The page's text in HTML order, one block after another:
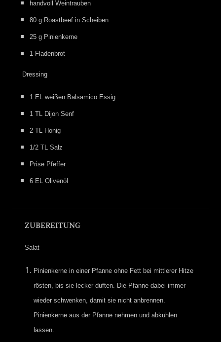
handvoll Weintrauben
80 g Roastbeef in Scheiben
25 g Pinienkerne
1 Fladenbrot
Dressing
1 EL weißen Balsamico Essig
1 TL Dijon Senf
2 TL Honig
1/2 TL Salz
Prise Pfeffer
6 EL Olivenöl
ZUBEREITUNG
Salat
Pinienkerne in einer Pfanne ohne Fett bei mittlerer Hitze
rösten, bis sie lecker duften. Die Pfanne dabei immer
wieder schwenken, damit sie nicht anbrennen.
Pinienkerne aus der Pfanne nehmen und abkühlen
lassen.